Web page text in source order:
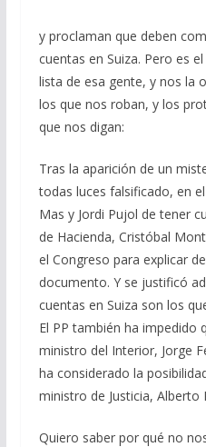
y proclaman que deben
cuentas en Suiza. Pero es
lista de esa gente, y nos la
los que nos roban, y los
que nos digan:
Tras la aparición de un
todas luces falsificado, en
Mas y Jordi Pujol de tener
de Hacienda, Cristóbal
el Congreso para explicar
documento. Y se justificó
cuentas en Suiza son los
El PP también ha impedido
ministro del Interior, Jorge
ha considerado la
ministro de Justicia, Alberto
Quiero saber por qué no